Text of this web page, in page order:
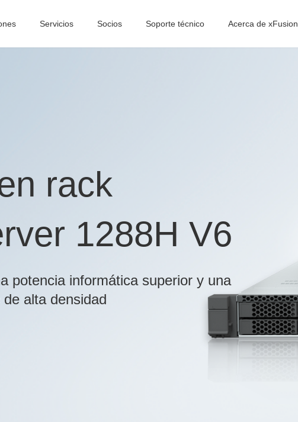
Servicios Socios Soporte técnico Acerca de xFusion
rack
1288H V6
potencia informática superior y una
alta densidad